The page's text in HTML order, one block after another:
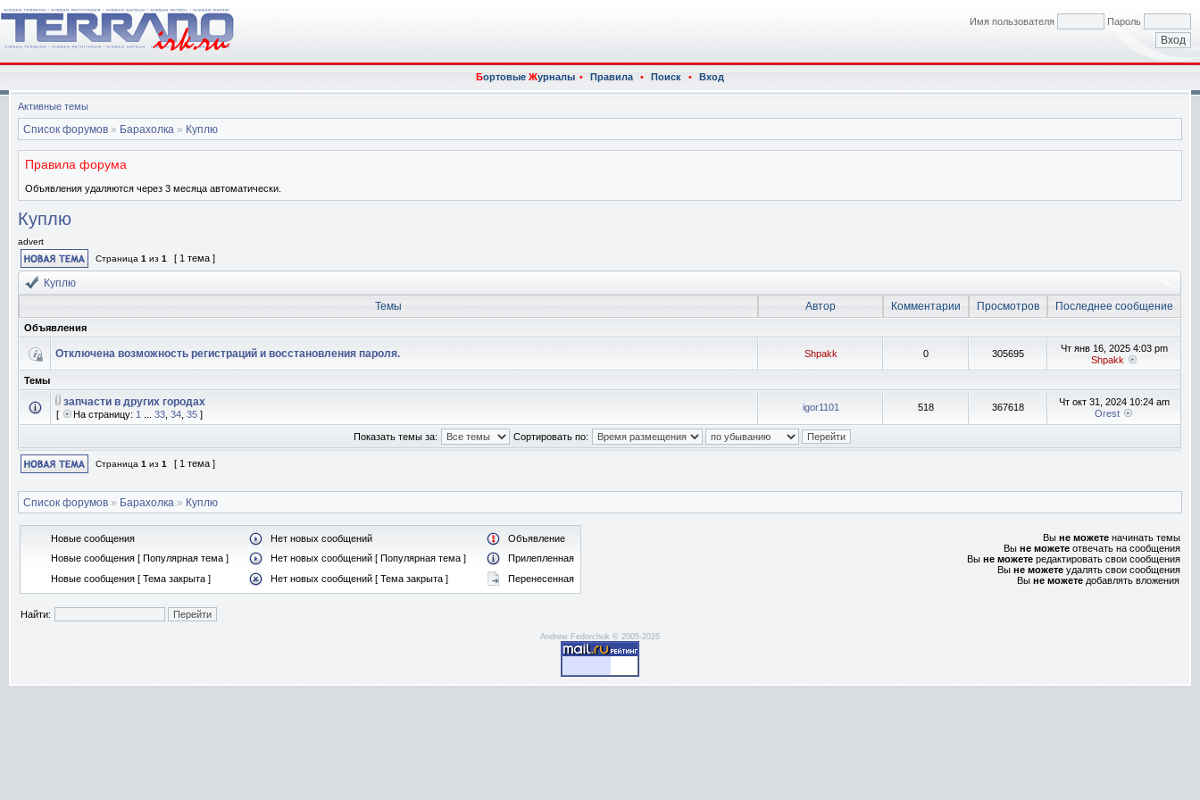
Имя пользователя Пароль
БортовыеЖурналы • Правила • Поиск • Вход
Активные темы
Список форумов » Барахолка » Куплю
Правила форума
Объявления удаляются через 3 месяца автоматически.
Куплю
advert
Страница 1 из 1 [ 1 тема ]
Куплю
Темы
Автор Комментарии Просмотров Последнее сообщение
Объявления
Отключена возможность регистраций и восстановления пароля. Shpakk 0 305695
Чт янв 16, 2025 4:03 pm
Shpakk
Темы
запчасти в других городах
[ На страницу: 1 33 34 35 ]
igor1101 518 367618
Чт окт 31, 2024 10:24 am
Orest
Показать темы за: Сортировать по:
Страница 1 из 1 [ 1 тема ]
Список форумов » Барахолка » Куплю
Новые сообщения Нет новых сообщений
Объявление
Новые сообщения [ Популярная тема ]
Нет новых сообщений [ Популярная тема ]
Прилепленная
Новые сообщения [ Тема закрыта ]
Нет новых сообщений [ Тема закрыта ] Перенесенная
Вы не можете начинать темы
Вы не можете отвечать на сообщения
Вы не можете редактировать свои сообщения
Вы не можете удалять свои сообщения
Вы не можете добавлять вложения
Найти:
Andrew Fedorchuk © 2005-2026